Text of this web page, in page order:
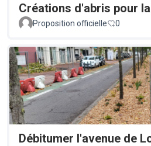
Créations d'abris pour
Proposition officielle
0
Débitumer l'avenue de